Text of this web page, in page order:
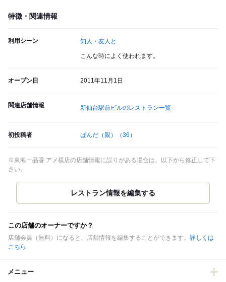
特徴・関連情報
利用シーン 知人・友人と
こんな時によく使われます。
オープン日 2011年11月1日
関連店舗情報 新仙台駅前ビルのレストラン一覧
初投稿者 ぱんだ（親） （36）
※東海一品香 アメ横店の店舗情報に誤りがある場合は、以下から修正して下
さい。
この店舗のオーナーですか？
店舗会員（無料）になると、店舗情報を編集することができます。 詳しくは
こちら
メニュー